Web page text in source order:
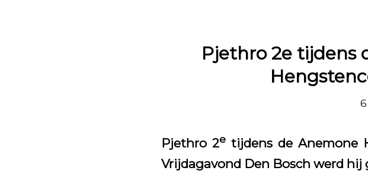
Pjethro 2e tijdens
Pjethro 2e tijdens de Anemone
Vrijdagavond Den Bosch werd hij